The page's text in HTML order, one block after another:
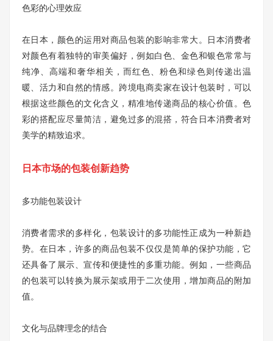
色彩的心理效应
在日本，颜色的运用对商品包装的影响非常大。日本消费者
对颜色有着独特的审美偏好，例如白色、金色和银色常常与
纯净、高端和奢华相关，而红色、粉色和绿色则传递出温
暖、活力和自然的情感。跨境电商卖家在设计包装时，可以
根据这些颜色的文化含义，精准地传递商品的核心价值。色
彩的搭配应尽量简洁，避免过多的混搭，符合日本消费者对
美学的精致追求。
日本市场的包装创新趋势
多功能包装设计
消费者需求的多样化，包装设计的多功能性正成为一种新趋
势。在日本，许多的商品包装不仅仅是简单的保护功能，它
还具备了展示、宣传和便捷性的多重功能。例如，一些商品
的包装可以转换为展示架或用于二次使用，增加商品的附加
值。
文化与品牌理念的结合